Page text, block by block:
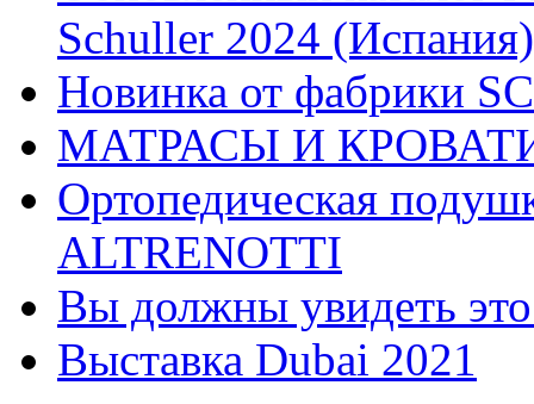
Schuller 2024 (Испания)
Новинка от фабрики
МАТРАСЫ И
Ортопедическая
ALTRENOTTI
Вы должны увидеть
Выставка Dubai 2021